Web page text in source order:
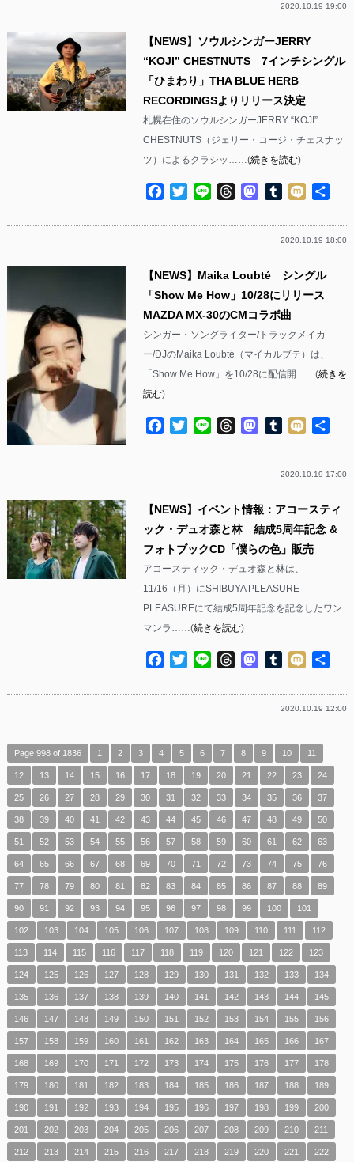
2020.10.19 19:00
【NEWS】ソウルシンガーJERRY
“KOJI” CHESTNUTS 7インチシングル
「ひまわり」THA BLUE HERB
RECORDINGSよりリリース決定
札幌在住のソウルシンガーJERRY “KOJI”
CHESTNUTS（ジェリー・コージ・チェスナッ
ツ）によるクラシッ……(続きを読む)
Facebook
TwitterLine ThreadsMastodon
Tumblr
Mixi
2020.10.19 18:00
【NEWS】Maika Loubté シングル
「Show Me How」10/28にリリース
MAZDA MX-30のCMコラボ曲
シンガー・ソングライター/トラックメイカ
ー/DJのMaika Loubté（マイカルブテ）は、
「Show Me How」を10/28に配信開……(続きを
読む)
Facebook
TwitterLine ThreadsMastodon
Tumblr
Mixi
2020.10.19 17:00
【NEWS】イベント情報：アコースティ
ック・デュオ森と林 結成5周年記念 &
フォトブックCD「僕らの色」販売
アコースティック・デュオ森と林は、
11/16（月）にSHIBUYA PLEASURE
PLEASUREにて結成5周年記念を記念したワン
マンラ……(続きを読む)
Facebook
TwitterLine ThreadsMastodon
Tumblr
Mixi
2020.10.19 12:00
Page 998 of 1836 1 2 3 4 5 6 7 8 9 10 11
12 13 14 15 16 17 18 19 20 21 22 23 24
25 26 27 28 29 30 31 32 33 34 35 36 37
38 39 40 41 42 43 44 45 46 47 48 49 50
51 52 53 54 55 56 57 58 59 60 61 62 63
64 65 66 67 68 69 70 71 72 73 74 75 76
77 78 79 80 81 82 83 84 85 86 87 88 89
90 91 92 93 94 95 96 97 98 99 100 101
102 103 104 105 106 107 108 109 110 111 112
113 114 115 116 117 118 119 120 121 122 123
124 125 126 127 128 129 130 131 132 133 134
135 136 137 138 139 140 141 142 143 144 145
146 147 148 149 150 151 152 153 154 155 156
157 158 159 160 161 162 163 164 165 166 167
168 169 170 171 172 173 174 175 176 177 178
179 180 181 182 183 184 185 186 187 188 189
190 191 192 193 194 195 196 197 198 199 200
201 202 203 204 205 206 207 208 209 210 211
212 213 214 215 216 217 218 219 220 221 222